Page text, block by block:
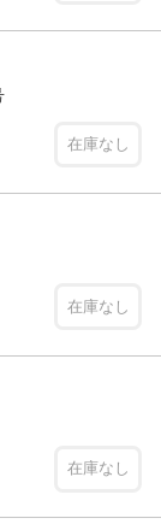
在庫なし
在庫なし
在庫なし